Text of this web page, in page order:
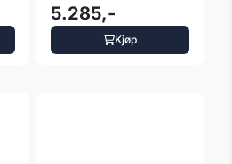
fargevalg
5.285,-
Kjøp